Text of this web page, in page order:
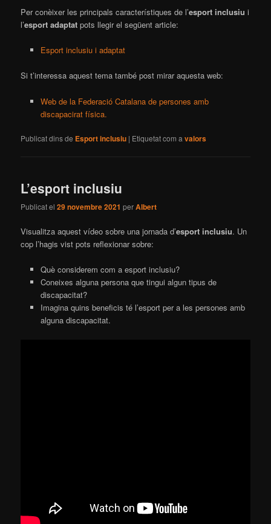
Per conèixer les principals característiques de l’esport inclusiu i
l’esport adaptat pots llegir el següent article:
Esport inclusiu i adaptat
Si t’interessa aquest tema també post mirar aquesta web:
Web de la Federació Catalana de persones amb
discapacirat física.
Publicat dins de Esport inclusiu | Etiquetat com a valors
L’esport inclusiu
Publicat el29 novembre 2021 perAlbert
Visualitza aquest vídeo sobre una jornada d’esport inclusiu. Un
cop l’hagis vist pots reflexionar sobre:
Què considerem com a esport inclusiu?
Coneixes alguna persona que tingui algun tipus de
discapacitat?
Imagina quins beneficis té l’esport per a les persones amb
alguna discapacitat.